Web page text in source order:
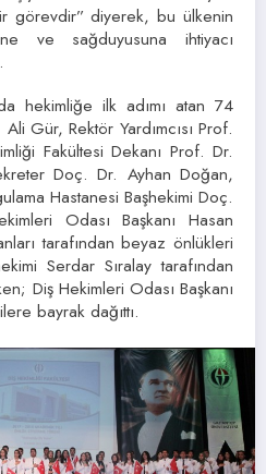
görevdir” diyerek, bu ülkenin
ve sağduyusuna ihtiyacı
hekimliğe ilk adımı atan 74
Gür, Rektör Yardımcısı Prof.
Fakültesi Dekanı Prof. Dr.
Doç. Dr. Ayhan Doğan,
Hastanesi Başhekimi Doç.
Odası Başkanı Hasan
tarafından beyaz önlükleri
Serdar Sıralay tarafından
Diş Hekimleri Odası Başkanı
bayrak dağıttı.